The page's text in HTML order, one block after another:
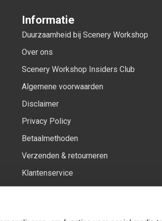
Informatie
Duurzaamheid bij Scenery Workshop
Over ons
Scenery Workshop Insiders Club
Algemene voorwaarden
Disclaimer
Privacy Policy
Betaalmethoden
Verzenden & retourneren
Klantenservice